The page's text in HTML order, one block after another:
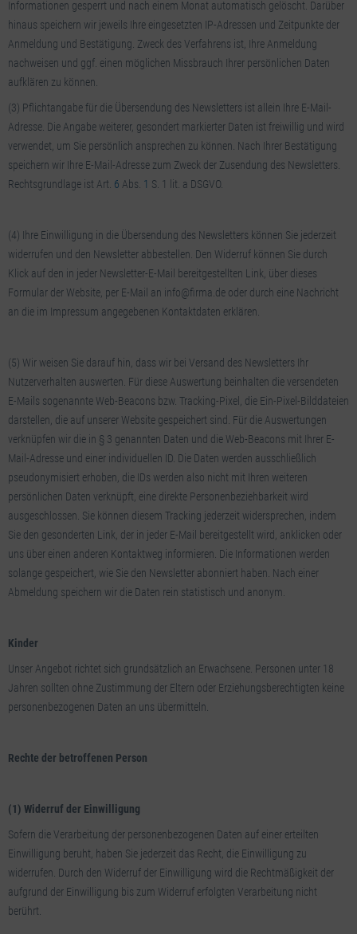
Informationen gesperrt und nach einem Monat automatisch gelöscht. Darüber
hinaus speichern wir jeweils Ihre eingesetzten IP-Adressen und Zeitpunkte der
Anmeldung und Bestätigung. Zweck des Verfahrens ist, Ihre Anmeldung
nachweisen und ggf. einen möglichen Missbrauch Ihrer persönlichen Daten
aufklären zu können.
(3) Pflichtangabe für die Übersendung des Newsletters ist allein Ihre E-Mail-
Adresse. Die Angabe weiterer, gesondert markierter Daten ist freiwillig und wird
verwendet, um Sie persönlich ansprechen zu können. Nach Ihrer Bestätigung
speichern wir Ihre E-Mail-Adresse zum Zweck der Zusendung des Newsletters.
Rechtsgrundlage ist Art. 6 Abs. 1 S. 1 lit. a DSGVO.
(4) Ihre Einwilligung in die Übersendung des Newsletters können Sie jederzeit
widerrufen und den Newsletter abbestellen. Den Widerruf können Sie durch
Klick auf den in jeder Newsletter-E-Mail bereitgestellten Link, über dieses
Formular der Website, per E-Mail an info@firma.de oder durch eine Nachricht
an die im Impressum angegebenen Kontaktdaten erklären.
(5) Wir weisen Sie darauf hin, dass wir bei Versand des Newsletters Ihr
Nutzerverhalten auswerten. Für diese Auswertung beinhalten die versendeten
E-Mails sogenannte Web-Beacons bzw. Tracking-Pixel, die Ein-Pixel-Bilddateien
darstellen, die auf unserer Website gespeichert sind. Für die Auswertungen
verknüpfen wir die in § 3 genannten Daten und die Web-Beacons mit Ihrer E-
Mail-Adresse und einer individuellen ID. Die Daten werden ausschließlich
pseudonymisiert erhoben, die IDs werden also nicht mit Ihren weiteren
persönlichen Daten verknüpft, eine direkte Personenbeziehbarkeit wird
ausgeschlossen. Sie können diesem Tracking jederzeit widersprechen, indem
Sie den gesonderten Link, der in jeder E-Mail bereitgestellt wird, anklicken oder
uns über einen anderen Kontaktweg informieren. Die Informationen werden
solange gespeichert, wie Sie den Newsletter abonniert haben. Nach einer
Abmeldung speichern wir die Daten rein statistisch und anonym.
Kinder
Unser Angebot richtet sich grundsätzlich an Erwachsene. Personen unter 18
Jahren sollten ohne Zustimmung der Eltern oder Erziehungsberechtigten keine
personenbezogenen Daten an uns übermitteln.
Rechte der betroffenen Person
(1) Widerruf der Einwilligung
Sofern die Verarbeitung der personenbezogenen Daten auf einer erteilten
Einwilligung beruht, haben Sie jederzeit das Recht, die Einwilligung zu
widerrufen. Durch den Widerruf der Einwilligung wird die Rechtmäßigkeit der
aufgrund der Einwilligung bis zum Widerruf erfolgten Verarbeitung nicht
berührt.